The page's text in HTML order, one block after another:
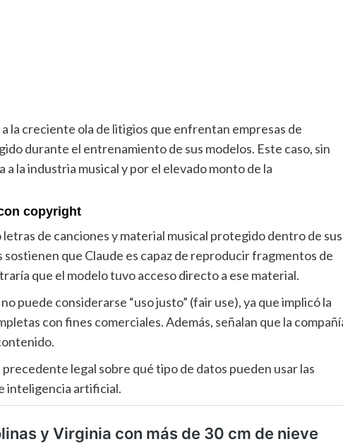
la creciente ola de litigios que enfrentan empresas de
durante el entrenamiento de sus modelos. Este caso, sin
la industria musical y por el elevado monto de la
copyright
de canciones y material musical protegido dentro de sus
que Claude es capaz de reproducir fragmentos de
que el modelo tuvo acceso directo a ese material.
puede considerarse “uso justo” (fair use), ya que implicó la
con fines comerciales. Además, señalan que la
legal sobre qué tipo de datos pueden usar las
inteligencia artificial.